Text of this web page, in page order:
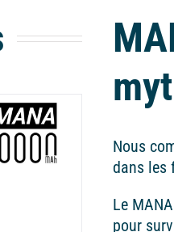
Nous
dans les
Le
pour